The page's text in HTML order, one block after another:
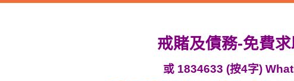
戒賭及債務-免費
或 1834633 (按4字)